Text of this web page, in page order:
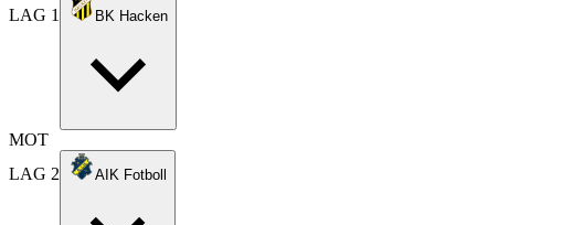
LAG 1 BK Hacken
MOT
LAG 2
AIK Fotboll